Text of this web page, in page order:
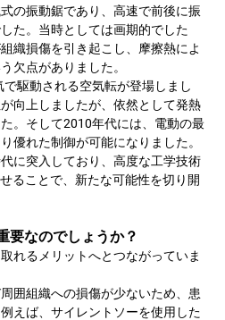
の振動鋸であり、高速で前後に振
た。当時としては画期的でした
織損傷を引き起こし、摩擦熱によ
欠点がありました。
駆動される空気転が登場しまし
向上しましたが、依然として発熱
。そして2010年代には、電動の最
優れた制御が可能になりました。
に突入しており、高度な工学技術
ることで、新たな可能性を切り開
要なのでしょうか？
れるメリットへとつながっていま
囲組織への損傷が少ないため、患
えば、サイレントソーを使用した